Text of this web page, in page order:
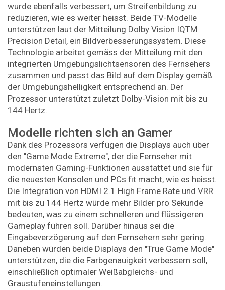
wurde ebenfalls verbessert, um Streifenbildung zu
reduzieren, wie es weiter heisst. Beide TV-Modelle
unterstützen laut der Mitteilung Dolby Vision IQTM
Precision Detail, ein Bildverbesserungssystem. Diese
Technologie arbeitet gemäss der Mitteilung mit den
integrierten Umgebungslichtsensoren des Fernsehers
zusammen und passt das Bild auf dem Display gemäß
der Umgebungshelligkeit entsprechend an. Der
Prozessor unterstützt zuletzt Dolby-Vision mit bis zu
144 Hertz.
Modelle richten sich an Gamer
Dank des Prozessors verfügen die Displays auch über
den "Game Mode Extreme", der die Fernseher mit
modernsten Gaming-Funktionen ausstattet und sie für
die neuesten Konsolen und PCs fit macht, wie es heisst.
Die Integration von HDMI 2.1 High Frame Rate und VRR
mit bis zu 144 Hertz würde mehr Bilder pro Sekunde
bedeuten, was zu einem schnelleren und flüssigeren
Gameplay führen soll. Darüber hinaus sei die
Eingabeverzögerung auf den Fernsehern sehr gering.
Daneben würden beide Displays den "True Game Mode"
unterstützen, die die Farbgenauigkeit verbessern soll,
einschließlich optimaler Weißabgleichs- und
Graustufeneinstellungen.